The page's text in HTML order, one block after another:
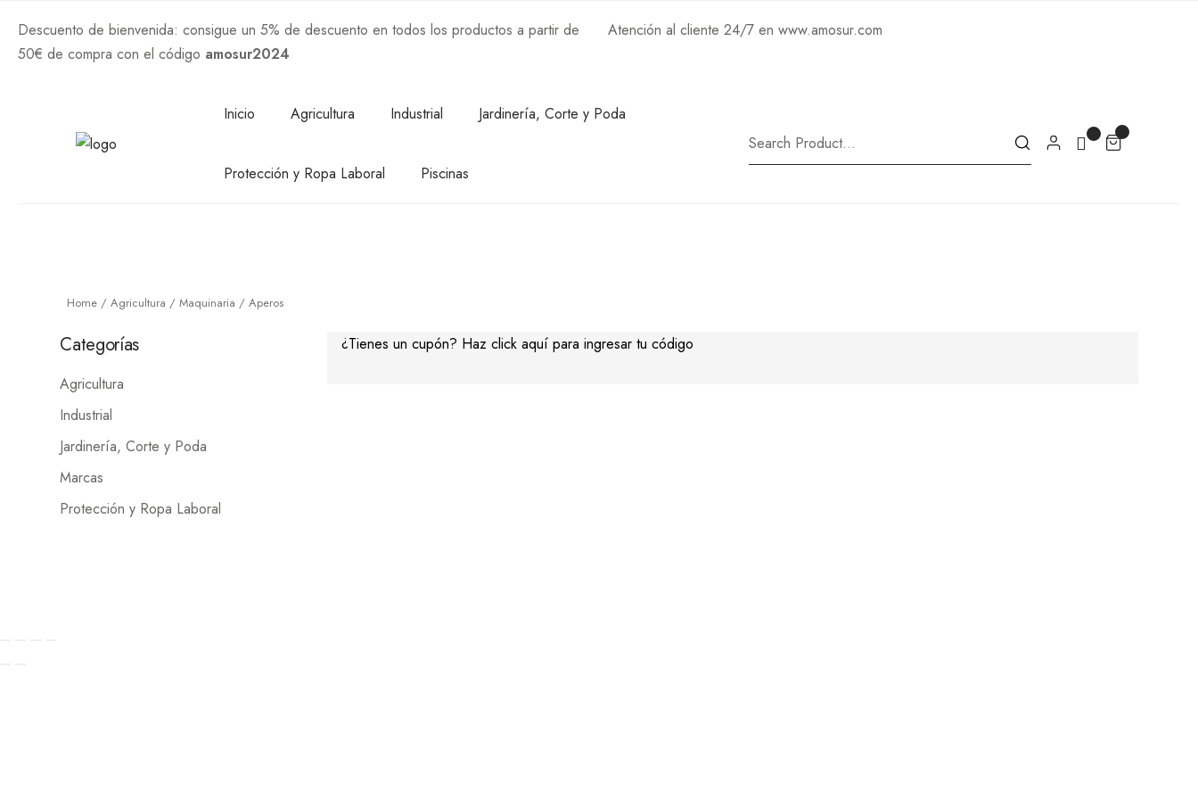
Descuento de bienvenida: consigue un 5% de descuento en todos los productos a partir de
50€ de compra con el código amosur2024
Atención al cliente 24/7 en www.amosur.com
Inicio Agricultura Industrial Jardinería, Corte y Poda
Protección y Ropa Laboral Piscinas
Home /Agricultura /Maquinaria / Aperos
No products were found matching your selection.
Categorías
Agricultura
Industrial
Jardinería, Corte y Poda
Marcas
Protección y Ropa Laboral